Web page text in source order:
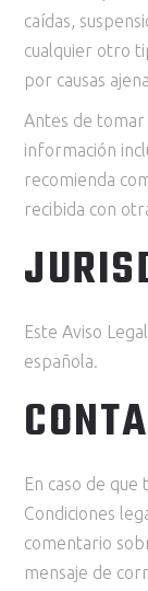
caídas,
cualquier otro
por causas
Antes de tomar
información
recomienda
recibida con
Este Aviso
española.
En caso de
Condiciones
comentario
mensaje de